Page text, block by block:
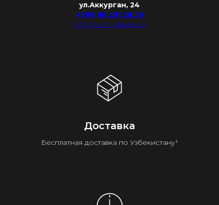
ул.Аккурган, 24
+998 88 281 28 28
info@watchdealer.uz
Доставка
Бесплатная доставка по Узбекистану¹